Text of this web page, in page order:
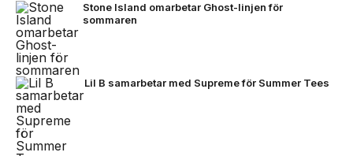
Stone Island omarbetar Ghost-linjen för
sommaren
Lil B samarbetar med Supreme för Summer Tees